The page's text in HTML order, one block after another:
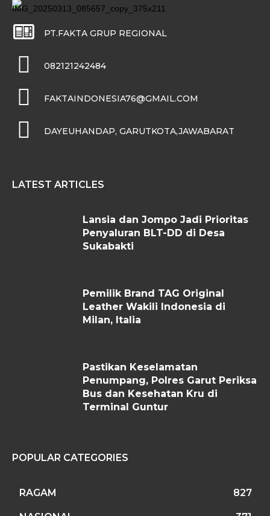
PT.FAKTA GRUP REGIONAL
082121242484
FAKTAINDONESIA76@GMAIL.COM
DAYEUHANDAP, GARUTKOTA,JAWABARAT
LATEST ARTICLES
Lansia dan Jompo Jadi Prioritas
Penyaluran BLT-DD di Desa
Sukabakti
Pemilik Brand TAG Original
Leather Wakili Indonesia di
Milan, Italia
Pastikan Keselamatan
Penumpang, Polres Garut Periksa
Bus dan Kesehatan Kru di
Terminal Guntur
POPULAR CATEGORIES
RAGAM 827